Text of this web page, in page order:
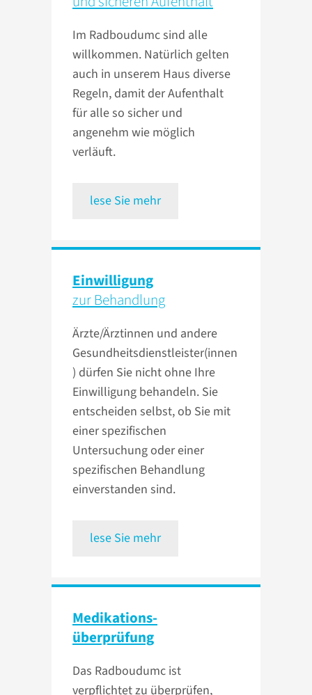
Im Radboudumc sind alle
willkommen. Natürlich gelten
auch in unserem Haus diverse
Regeln, damit der Aufenthalt
für alle so sicher und
angenehm wie möglich
verläuft.
lese Sie mehr
Einwilligung
zur Behandlung
Ärzte/Ärztinnen und andere
Gesundheitsdienstleister(innen
) dürfen Sie nicht ohne Ihre
Einwilligung behandeln. Sie
entscheiden selbst, ob Sie mit
einer spezifischen
Untersuchung oder einer
spezifischen Behandlung
einverstanden sind.
lese Sie mehr
Medikations­
überprüfung
Das Radboudumc ist
verpflichtet zu überprüfen,